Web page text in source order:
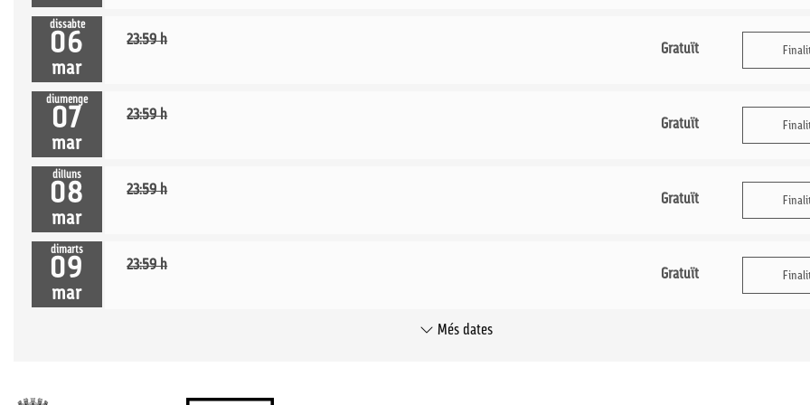
dissabte
06
mar
23:59 h
Gratuït
diumenge
07
mar
23:59 h
Gratuït
dilluns
08
mar
23:59 h
Gratuït
dimarts
09
mar
23:59 h
Gratuït
Més dates